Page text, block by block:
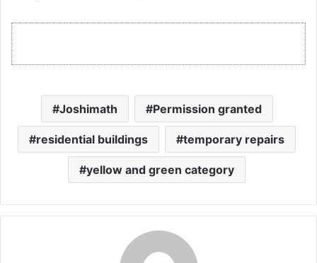
Joshimath Permission granted
residential buildings temporary repairs
yellow and green category